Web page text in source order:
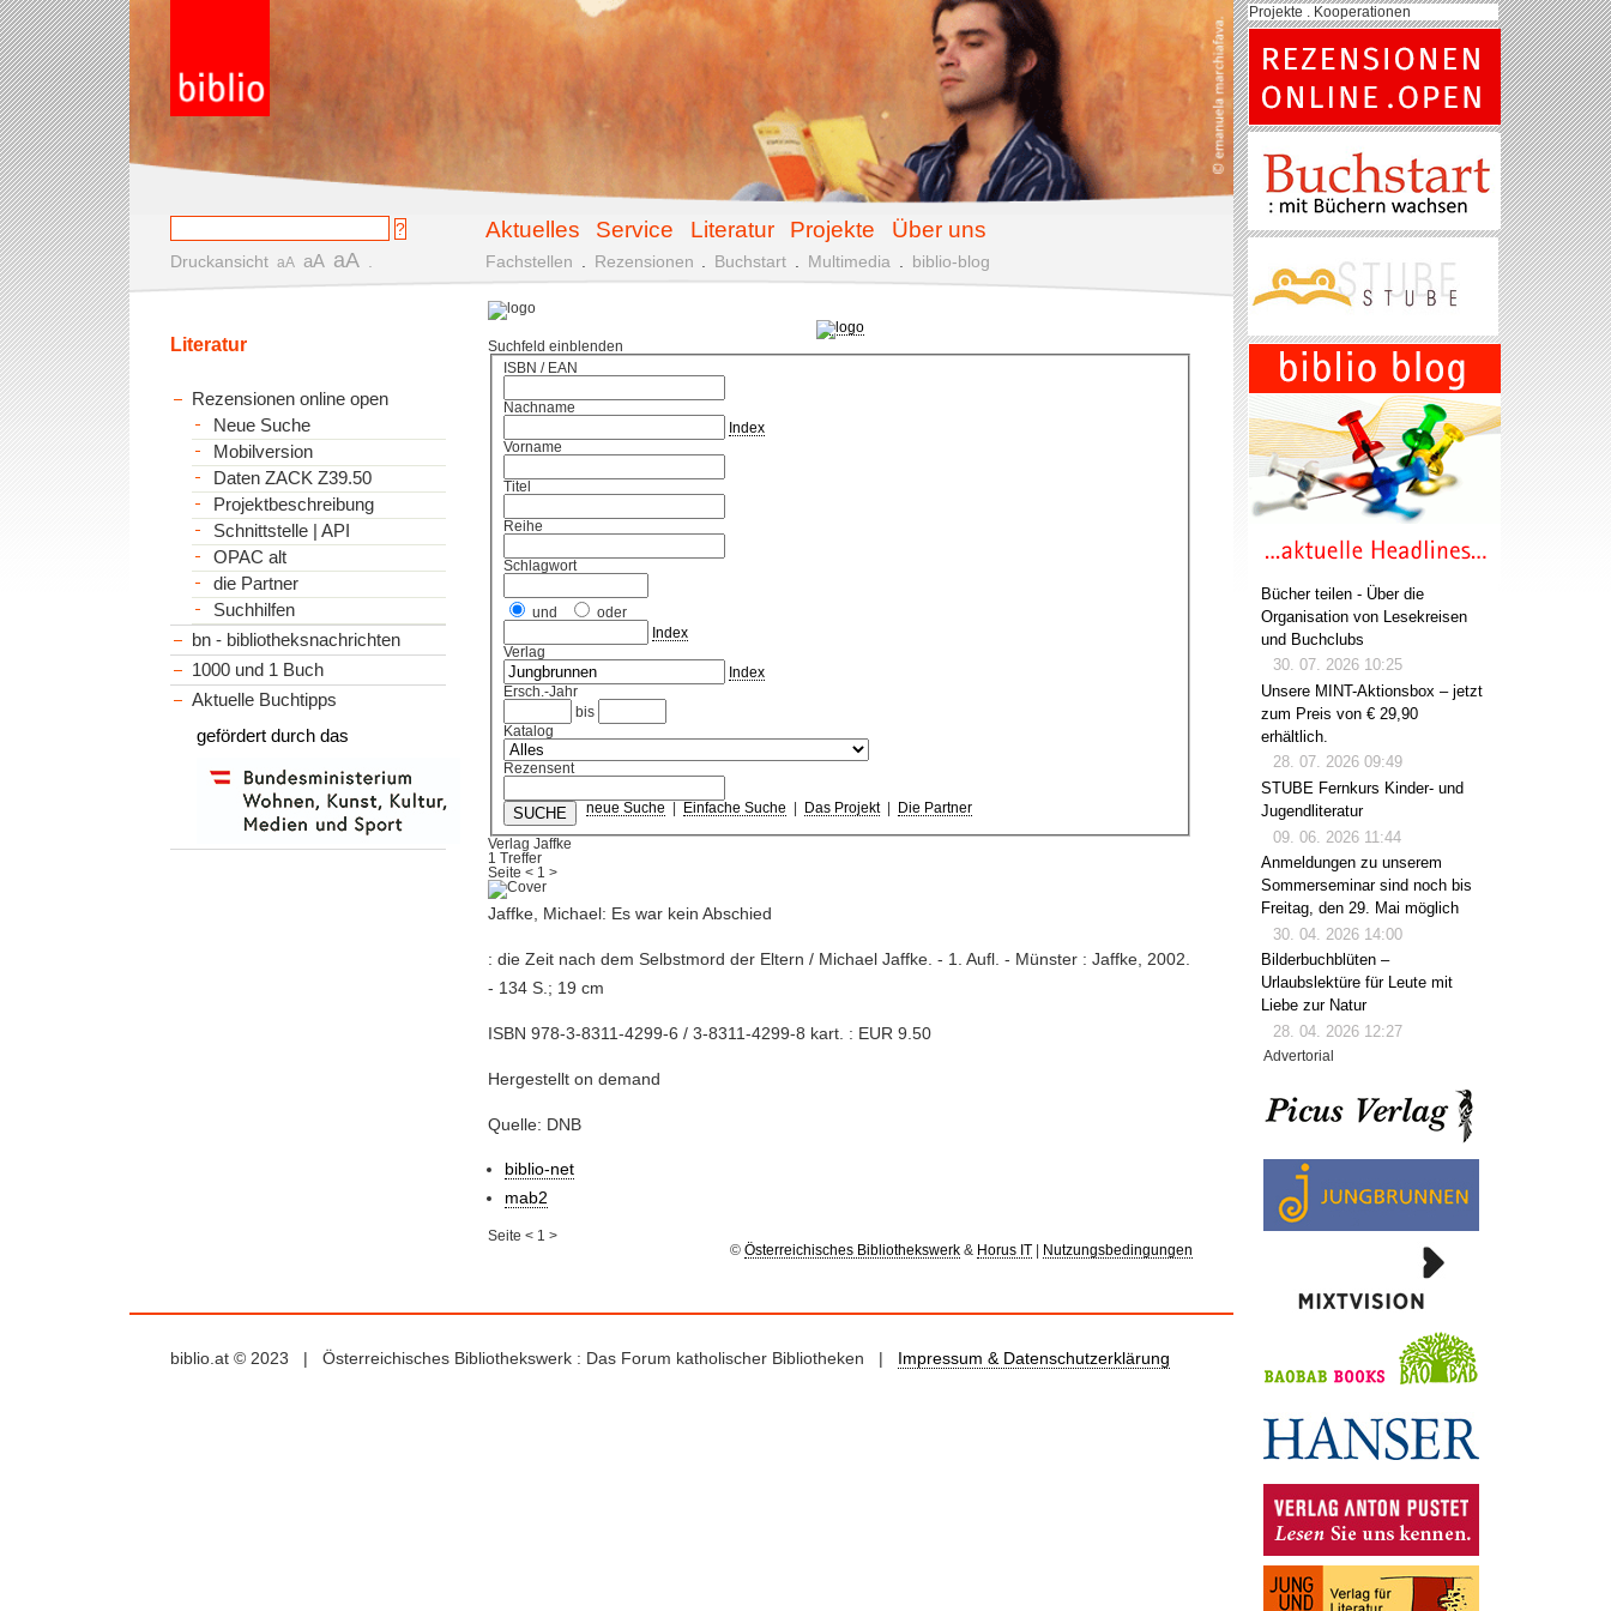
Aktuelles Service Literatur Projekte Über uns
Druckansicht aA aA aA Fachstellen Rezensionen Buchstart Multimedia biblio-blog
Suchfeld einblenden
ISBN / EAN
Nachname
Index
Vorname
Titel
Reihe
Schlagwort
und
oder
Index
Verlag
Index
Ersch.-Jahr
bis
Katalog
Rezensent
neue Suche Einfache Suche Das Projekt| Die Partner
Verlag Jaffke
1 Treffer
Seite< 1 >
Jaffke, Michael: Es war kein Abschied
: die Zeit nach dem Selbstmord der Eltern / Michael Jaffke. - 1. Aufl. - Münster : Jaffke, 2002.
- 134 S.; 19 cm
ISBN 978-3-8311-4299-6 / 3-8311-4299-8 kart. : EUR 9.50
Hergestellt on demand
Quelle: DNB
biblio-net
mab2
Seite< 1 >
© Österreichisches Bibliothekswerk& Horus IT| Nutzungsbedingungen
Literatur
Rezensionen online open
Neue Suche
Mobilversion
Daten ZACK Z39.50
Projektbeschreibung
Schnittstelle | API
OPAC alt
die Partner
Suchhilfen
bn - bibliotheksnachrichten
1000 und 1 Buch
Aktuelle Buchtipps
gefördert durch das
biblio.at © 2023 | Österreichisches Bibliothekswerk : Das Forum katholischer Bibliotheken | Impressum & Datenschutzerklärung
Projekte . Kooperationen
Bücher teilen - Über die
Organisation von Lesekreisen
und Buchclubs
30. 07. 2026 10:25
Unsere MINT-Aktionsbox – jetzt
zum Preis von € 29,90
erhältlich.
28. 07. 2026 09:49
STUBE Fernkurs Kinder- und
Jugendliteratur
09. 06. 2026 11:44
Anmeldungen zu unserem
Sommerseminar sind noch bis
Freitag, den 29. Mai möglich
30. 04. 2026 14:00
Bilderbuchblüten –
Urlaubslektüre für Leute mit
Liebe zur Natur
28. 04. 2026 12:27
Advertorial